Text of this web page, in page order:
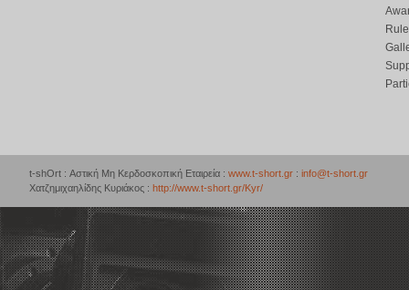
t-shOrt : Αστική Μη Κερδοσκοπική Εταιρεία : www.t-short.gr : info@t-short.gr
Χατζημιχαηλίδης Κυριάκος : http://www.t-short.gr/Kyr/